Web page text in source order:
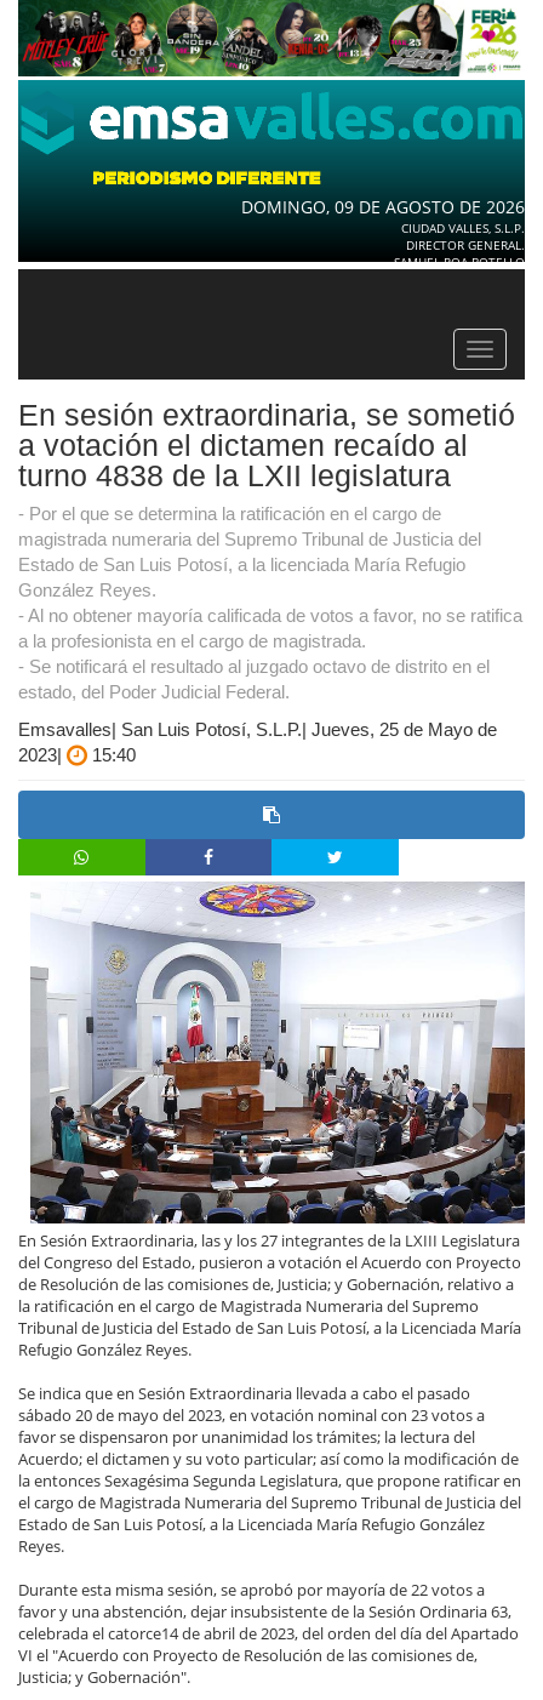
DOMINGO, 09 DE AGOSTO DE 2026
CIUDAD VALLES, S.L.P.
DIRECTOR GENERAL.
SAMUEL ROA BOTELLO
Toggle
En sesión extraordinaria, se sometió
a votación el dictamen recaído al
turno 4838 de la LXII legislatura
- Por el que se determina la ratificación en el cargo de
magistrada numeraria del Supremo Tribunal de Justicia del
Estado de San Luis Potosí, a la licenciada María Refugio
González Reyes.
- Al no obtener mayoría calificada de votos a favor, no se ratifica
a la profesionista en el cargo de magistrada.
- Se notificará el resultado al juzgado octavo de distrito en el
estado, del Poder Judicial Federal.
Emsavalles| San Luis Potosí, S.L.P.| Jueves, 25 de Mayo de
2023|
15:40
En Sesión Extraordinaria, las y los 27 integrantes de la LXIII Legislatura
del Congreso del Estado, pusieron a votación el Acuerdo con Proyecto
de Resolución de las comisiones de, Justicia; y Gobernación, relativo a
la ratificación en el cargo de Magistrada Numeraria del Supremo
Tribunal de Justicia del Estado de San Luis Potosí, a la Licenciada María
Refugio González Reyes.
Se indica que en Sesión Extraordinaria llevada a cabo el pasado
sábado 20 de mayo del 2023, en votación nominal con 23 votos a
favor se dispensaron por unanimidad los trámites; la lectura del
Acuerdo; el dictamen y su voto particular; así como la modificación de
la entonces Sexagésima Segunda Legislatura, que propone ratificar en
el cargo de Magistrada Numeraria del Supremo Tribunal de Justicia del
Estado de San Luis Potosí, a la Licenciada María Refugio González
Reyes.
Durante esta misma sesión, se aprobó por mayoría de 22 votos a
favor y una abstención, dejar insubsistente de la Sesión Ordinaria 63,
celebrada el catorce14 de abril de 2023, del orden del día del Apartado
VI el "Acuerdo con Proyecto de Resolución de las comisiones de,
Justicia; y Gobernación".